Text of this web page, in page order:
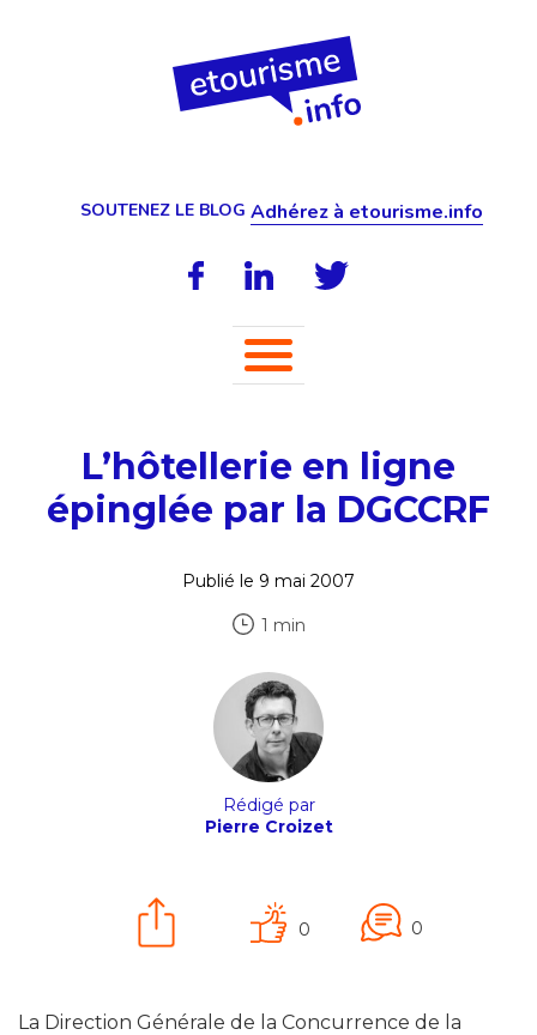
SOUTENEZ LE BLOG Adhérez à etourisme.info
L’hôtellerie en ligne
épinglée par la DGCCRF
Publié le 9 mai 2007
1 min
Rédigé par
Pierre Croizet
0 0
La Direction Générale de la Concurrence de la